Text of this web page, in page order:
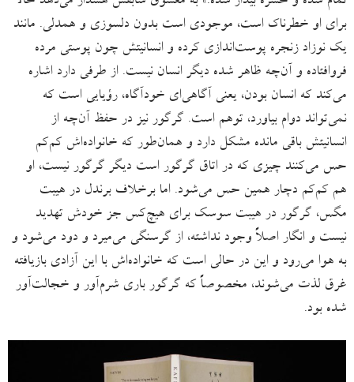
برای او خطرناک است، موجودی است بدون دلسوزی و همدلی. مانند
یک نوزاد زنجره پوست‌اندازی کرده و انسانیتش چون پوستی مرده
فروافتاده و آن‌چه ظاهر شده دیگر انسان نیست. از طرفی دارد اشاره
می‌کند که انسان بودن، یعنی آگاهی‌ای خودآگاه، رؤیایی است که
نمی‌تواند دوام بیاورد، توهم است. گرگور نیز در حفظ آن‌چه از
انسانیتش باقی مانده مشکل دارد و همان‌طور که خانواده‌اش کم‌کم
حس می‌کنند چیزی که در اتاق گرگور است دیگر گرگور نیست، او
هم کم‌کم دچار همین حس می‌شود. اما برخلاف برندل در هیبت
مگس، گرگور در هیبت سوسک برای هیچ‌کس جز خودش تهدید
نیست و انگار اصلاً وجود نداشته، از گرسنگی می‌میرد و دود می‌شود و
به هوا می‌رود و این در حالی است که خانواده‌اش با این آزادی بازیافته
غرق لذت می‌شوند، مخصوصاً که گرگور باری شرم‌آور و خجالت‌آور
شده بود.